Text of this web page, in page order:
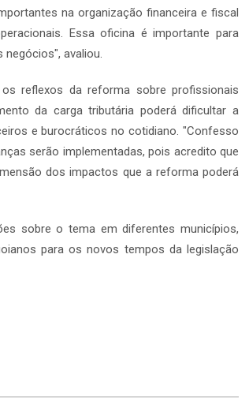
na organização financeira e fiscal
Essa oficina é importante para
avaliou.
reflexos da reforma sobre profissionais
da carga tributária poderá dificultar a
e burocráticos no cotidiano. "Confesso
serão implementadas, pois acredito que
dos impactos que a reforma poderá
sobre o tema em diferentes municípios,
para os novos tempos da legislação